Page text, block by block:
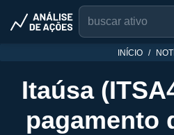
INÍCIO
Itaúsa
pagamento